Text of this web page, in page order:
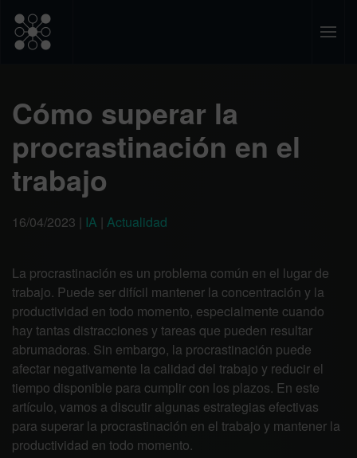
Cómo superar la
procrastinación en el
trabajo
16/04/2023 | IA | Actualidad
La procrastinación es un problema común en el lugar de
trabajo. Puede ser difícil mantener la concentración y la
productividad en todo momento, especialmente cuando
hay tantas distracciones y tareas que pueden resultar
abrumadoras. Sin embargo, la procrastinación puede
afectar negativamente la calidad del trabajo y reducir el
tiempo disponible para cumplir con los plazos. En este
artículo, vamos a discutir algunas estrategias efectivas
para superar la procrastinación en el trabajo y mantener la
productividad en todo momento.